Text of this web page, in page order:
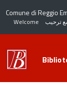
Comune di Reggio
Welcome ترحيب